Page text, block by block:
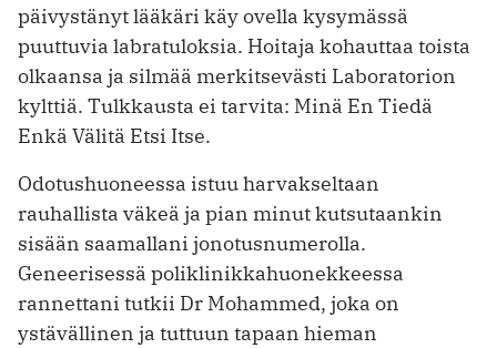
päivystänyt lääkäri käy ovella kysymässä
puuttuvia labratuloksia. Hoitaja kohauttaa toista
olkaansa ja silmää merkitsevästi Laboratorion
kylttiä. Tulkkausta ei tarvita: Minä En Tiedä
Enkä Välitä Etsi Itse.
Odotushuoneessa istuu harvakseltaan
rauhallista väkeä ja pian minut kutsutaankin
sisään saamallani jonotusnumerolla.
Geneerisessä poliklinikkahuonekkeessa
rannettani tutkii Dr Mohammed, joka on
ystävällinen ja tuttuun tapaan hieman